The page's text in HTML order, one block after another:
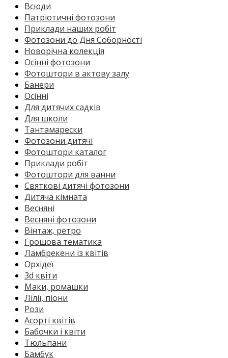
Всюди
Патріотичні фотозони
Приклади наших робіт
Фотозони до Дня Соборності
Новорічна колекція
Осінні фотозони
Фотоштори в актову залу
Банери
Осінні
Для дитячих садків
Для школи
Тантамарески
Фотозони дитячі
Фотоштори каталог
Приклади робіт
Фотоштори для ванни
Святкові дитячі фотозони
Дитяча кімната
Весняні
Весняні фотозони
Вінтаж, ретро
Грошова тематика
Ламбрекени із квітів
Орхідеї
3d квіти
Маки, ромашки
Лілії, піони
Рози
Асорті квітів
Бабочки і квіти
Тюльпани
Бамбук